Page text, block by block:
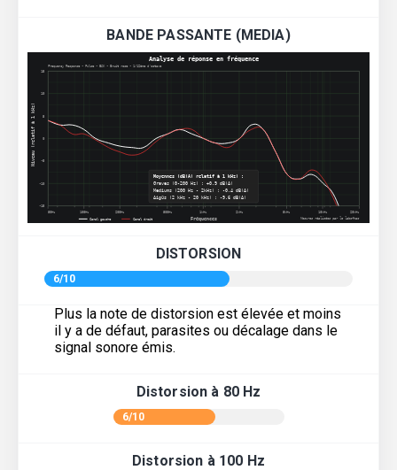
BANDE PASSANTE (MEDIA)
DISTORSION
6/10
Plus la note de distorsion est élevée et moins
il y a de défaut, parasites ou décalage dans le
signal sonore émis.
Distorsion à 80 Hz
6/10
Distorsion à 100 Hz